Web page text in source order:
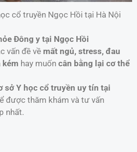
cổ truyền Ngọc Hồi tại Hà Nội
Đông y tại Ngọc Hồi
vấn đề về mất ngủ, stress, đau
kém hay muốn cân bằng lại cơ thể
sở Y học cổ truyền uy tín tại
được thăm khám và tư vấn
nhất.